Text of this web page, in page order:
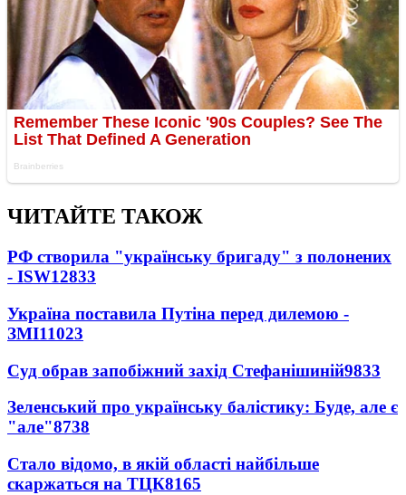
ЧИТАЙТЕ ТАКОЖ
РФ створила "українську бригаду" з полонених
- ISW12833
Україна поставила Путіна перед дилемою -
ЗМІ11023
Суд обрав запобіжний захід Стефанішиній9833
Зеленський про українську балістику: Буде, але є
"але"8738
Стало відомо, в якій області найбільше
скаржаться на ТЦК8165